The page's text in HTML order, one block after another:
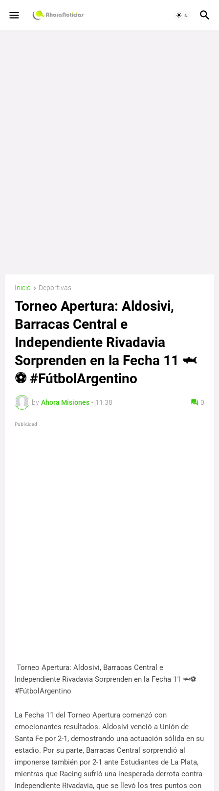
Inicio Deportivas
Torneo Apertura: Aldosivi,
Barracas Central e
Independiente Rivadavia
Sorprenden en la Fecha 11 🦈
⚽ #FútbolArgentino
by Ahora Misiones - 11:38 0
Publicidad
Torneo Apertura: Aldosivi, Barracas Central e
Independiente Rivadavia Sorprenden en la Fecha 11 🦈⚽
#FútbolArgentino
La Fecha 11 del Torneo Apertura comenzó con
emocionantes resultados. Aldosivi venció a Unión de
Santa Fe por 2-1, demostrando una actuación sólida en su
estadio. Por su parte, Barracas Central sorprendió al
imponerse también por 2-1 ante Estudiantes de La Plata,
mientras que Racing sufrió una inesperada derrota contra
Independiente Rivadavia, que se llevó los tres puntos con